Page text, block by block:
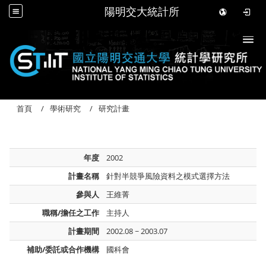
陽明交大統計所
首頁 學術研究 研究計畫
年度
2002
計畫名稱
針對半競爭風險資料之模式選擇方法
參與人
王維菁
職稱/擔任之工作
主持人
計畫期間
2002.08 ~ 2003.07
補助/委託或合作機構
國科會